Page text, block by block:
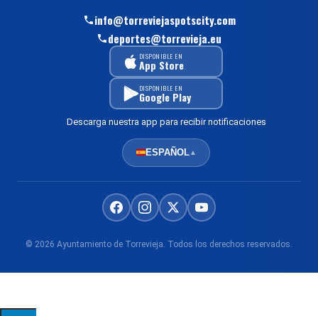
info@torreviejaspotscity.com
deportes@torrevieja.eu
DISPONIBLE EN
App Store
DISPONIBLE EN
Google Play
Descarga nuestra app para recibir notificaciones
ESPAÑOL▲
© 2026 Ayuntamiento de Torrevieja. Todos los derechos reservados.